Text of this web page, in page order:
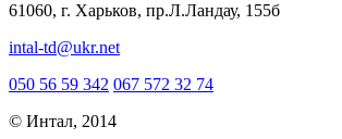
61060, г. Харьков, пр.Л.Ландау, 155б
intal-td@ukr.net
050 56 59 342 067 572 32 74
© Интал, 2014